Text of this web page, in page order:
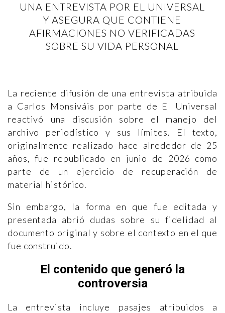
UNA ENTREVISTA POR EL UNIVERSAL
Y ASEGURA QUE CONTIENE
AFIRMACIONES NO VERIFICADAS
SOBRE SU VIDA PERSONAL
La reciente difusión de una entrevista atribuida
a Carlos Monsiváis por parte de El Universal
reactivó una discusión sobre el manejo del
archivo periodístico y sus límites. El texto,
originalmente realizado hace alrededor de 25
años, fue republicado en junio de 2026 como
parte de un ejercicio de recuperación de
material histórico.
Sin embargo, la forma en que fue editada y
presentada abrió dudas sobre su fidelidad al
documento original y sobre el contexto en el que
fue construido.
El contenido que generó la
controversia
La entrevista incluye pasajes atribuidos a